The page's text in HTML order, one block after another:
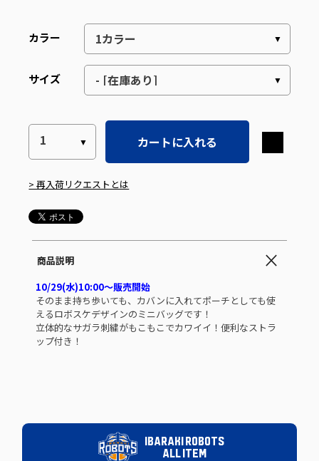
カラー
サイズ
カートに入れる
> 再入荷リクエストとは
商品説明
10/29(水)10:00～販売開始
そのまま持ち歩いても、カバンに入れてポーチとしても使
えるロボスケデザインのミニバッグです！
立体的なサガラ刺繍がもこもこでカワイイ！便利なストラ
ップ付き！
IBARAKI ROBOTS
ALL ITEM